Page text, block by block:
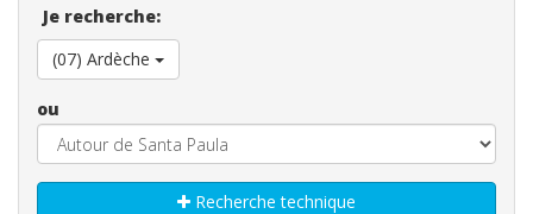
Je recherche:
(07) Ardèche
ou
Recherche technique